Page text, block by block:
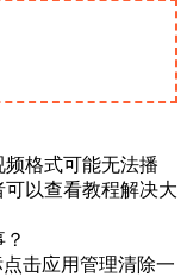
格式可能无法播
以查看教程解决大
击应用管理清除一